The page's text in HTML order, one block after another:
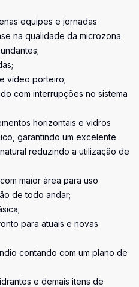
equipes e jornadas
na qualidade da microzona
vídeo porteiro;
com interrupções no sistema
horizontais e vidros
garantindo um excelente
reduzindo a utilização de
maior área para uso
de todo andar;
para atuais e novas
contando com um plano de
e demais itens de